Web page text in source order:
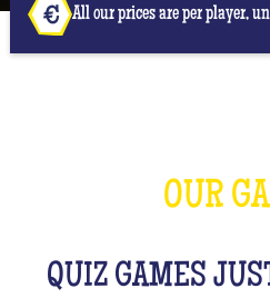
All our prices are per player,
OUR
QUIZ GAMES